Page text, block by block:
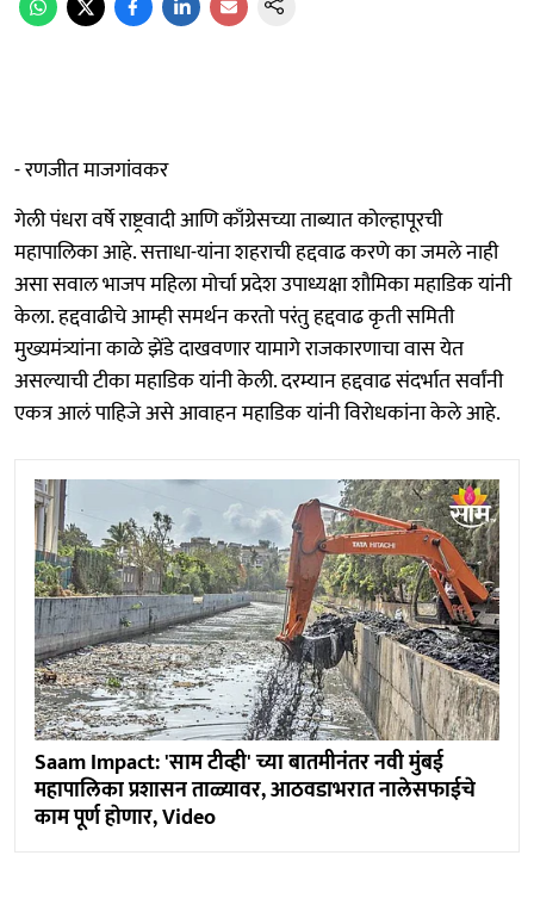
- रणजीत माजगांवकर
गेली पंधरा वर्षे राष्ट्रवादी आणि काँग्रेसच्या ताब्यात काेल्हापूरची
महापालिका आहे. सत्ताधा-यांना शहराची हद्दवाढ करणे का जमले नाही
असा सवाल भाजप महिला मोर्चा प्रदेश उपाध्यक्षा शौमिका महाडिक यांनी
केला. हद्दवाढीचे आम्ही समर्थन करतो परंतु हद्दवाढ कृती समिती
मुख्यमंत्र्यांना काळे झेंडे दाखवणार यामागे राजकारणाचा वास येत
असल्याची टीका महाडिक यांनी केली. दरम्यान हद्दवाढ संदर्भात सर्वांनी
एकत्र आलं पाहिजे असे आवाहन महाडिक यांनी विराेधकांना केले आहे.
Saam Impact: 'साम टीव्ही' च्या बातमीनंतर नवी मुंबई
महापालिका प्रशासन ताळ्यावर, आठवडाभरात नालेसफाईचे
काम पूर्ण हाेणार, Video